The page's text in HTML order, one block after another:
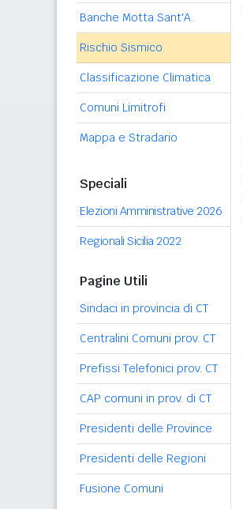
Banche Motta Sant'A.
Rischio Sismico
Classificazione Climatica
Comuni Limitrofi
Mappa e Stradario
Speciali
Elezioni Amministrative 2026
Regionali Sicilia 2022
Pagine Utili
Sindaci in provincia di CT
Centralini Comuni prov. CT
Prefissi Telefonici prov. CT
CAP comuni in prov. di CT
Presidenti delle Province
Presidenti delle Regioni
Fusione Comuni